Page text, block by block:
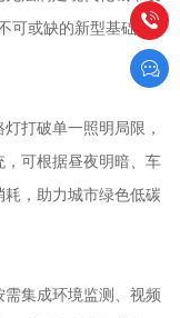
可或缺的新型基础设
打破单一照明局限，
可根据昼夜明暗、车
，助力城市绿色低碳
集成环境监测、视频